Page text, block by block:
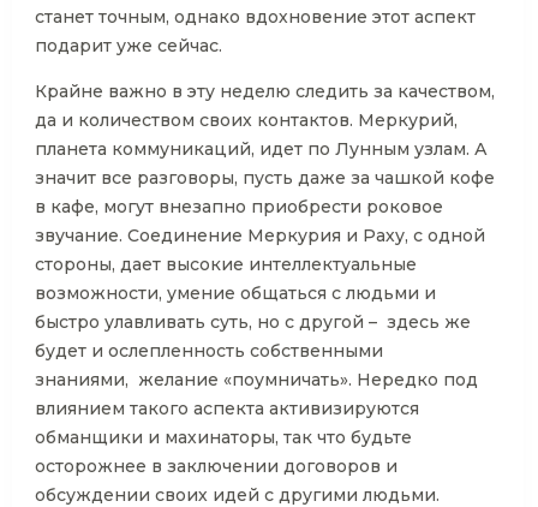
станет точным, однако вдохновение этот аспект
подарит уже сейчас.
Крайне важно в эту неделю следить за качеством,
да и количеством своих контактов. Меркурий,
планета коммуникаций, идет по Лунным узлам. А
значит все разговоры, пусть даже за чашкой кофе
в кафе, могут внезапно приобрести роковое
звучание. Соединение Меркурия и Раху, с одной
стороны, дает высокие интеллектуальные
возможности, умение общаться с людьми и
быстро улавливать суть, но с другой – здесь же
будет и ослепленность собственными
знаниями, желание «поумничать». Нередко под
влиянием такого аспекта активизируются
обманщики и махинаторы, так что будьте
осторожнее в заключении договоров и
обсуждении своих идей с другими людьми.